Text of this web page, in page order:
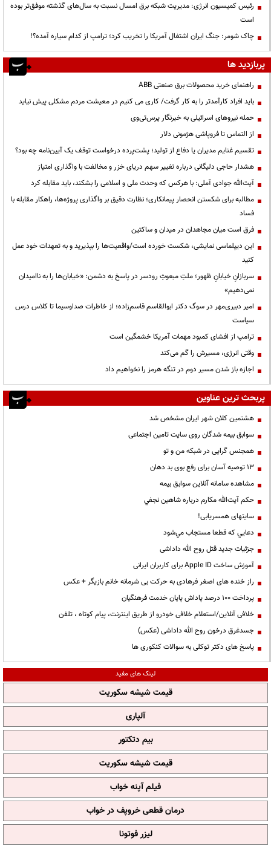
رئیس کمیسیون انرژی: مدیریت شبکه برق امسال نسبت به سال‌های گذشته موفق‌تر بوده
است
چاک شومر: جنگ ایران اشتغال آمریکا را تخریب کرد؛ ترامپ از کدام سیاره آمده؟!
پربازدید ها
راهنمای خرید محصولات برق صنعتی ABB
باید افراد کارآمدتر را به کار گرفت/ کاری می کنیم در معیشت مردم مشکلی پیش نیاید
حمله نیروهای اسرائیلی به خبرنگار پرس‌تی‌وی
از التماس تا فروپاشی هژمونی دلار
تقسیم غنایم مدیران یا دفاع از تولید؛ پشت‌پرده درخواست توقف یک آیین‌نامه چه بود؟
هشدار حاجی دلیگانی درباره تغییر سهم دریای خزر و مخالفت با واگذاری امتیاز
آیت‌الله جوادی آملی: با هرکس که وحدت ملی و اسلامی را بشکند، باید مقابله کرد
مطالبه برای شکستن انحصار پیمانکاری؛ نظارت دقیق بر واگذاری پروژه‌ها، راهکار مقابله با
فساد
فرق است میان مجاهدان در میدان و ساکتین
این دیپلماسی نمایشی، شکست خورده است/واقعیت‌ها را بپذیرید و به تعهدات خود عمل
کنید
سربازانِ خیابانِ ظهور؛ ملتِ مبعوثِ رودسر در پاسخ به دشمن: «خیابان‌ها را به ناامیدان
نمی‌دهیم»
امیر دبیری‌مهر در سوگ دکتر ابوالقاسم قاسم‌زاده؛ از خاطرات صداوسیما تا کلاس درس
سیاست
ترامپ از افشای کمبود مهمات آمریکا خشمگین است
وقتی انرژی، مسیرش را گم می‌کند
اجازه باز شدن مسیر دوم در تنگه هرمز را نخواهیم داد
پربحث ترین عناوین
هشتمین کلان شهر ایران مشخص شد
سوابق بیمه شدگان روی سایت تامین اجتماعی
همجنس گرایی در شبکه من و تو
13 توصیه آسان برای رفع بوی بد دهان
مشاهده سامانه آنلاين سوابق بیمه
حكم آيت‌الله مكارم درباره شاهين نجفي
سایتهای همسریابی!
دعايي كه قطعا مستجاب مي‌شود
جزئیات جدید قتل روح الله داداشی
آموزش ساخت Apple ID برای کاربران ایرانی
راز خنده های اصغر فرهادی به حرکت بی شرمانه خانم بازیگر + عکس
پرداخت ۱۰۰ درصد پاداش پایان خدمت فرهنگیان
خلافی آنلاین/استعلام خلافی خودرو از طریق اینترنت، پیام کوتاه ، تلفن
جسدغرق درخون روح الله داداشی (عکس)
پاسخ های دکتر توکلی به سوالات کنکوری ها
لینک های مفید
قیمت شیشه سکوریت
آلپاری
بیم دتکتور
قیمت شیشه سکوریت
فیلم آپنه خواب
درمان قطعی خروپف در خواب
لیزر فوتونا